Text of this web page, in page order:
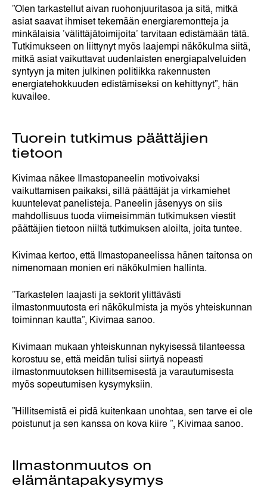
”Olen tarkastellut aivan ruohonjuuritasoa ja sitä, mitkä
asiat saavat ihmiset tekemään energiaremontteja ja
minkälaisia ’välittäjätoimijoita’ tarvitaan edistämään tätä.
Tutkimukseen on liittynyt myös laajempi näkökulma siitä,
mitkä asiat vaikuttavat uudenlaisten energiapalveluiden
syntyyn ja miten julkinen politiikka rakennusten
energiatehokkuuden edistämiseksi on kehittynyt”, hän
kuvailee.
Tuorein tutkimus päättäjien
tietoon
Kivimaa näkee Ilmastopaneelin motivoivaksi
vaikuttamisen paikaksi, sillä päättäjät ja virkamiehet
kuuntelevat panelisteja. Paneelin jäsenyys on siis
mahdollisuus tuoda viimeisimmän tutkimuksen viestit
päättäjien tietoon niiltä tutkimuksen aloilta, joita tuntee.
Kivimaa kertoo, että Ilmastopaneelissa hänen taitonsa on
nimenomaan monien eri näkökulmien hallinta.
”Tarkastelen laajasti ja sektorit ylittävästi
ilmastonmuutosta eri näkökulmista ja myös yhteiskunnan
toiminnan kautta”, Kivimaa sanoo.
Kivimaan mukaan yhteiskunnan nykyisessä tilanteessa
korostuu se, että meidän tulisi siirtyä nopeasti
ilmastonmuutoksen hillitsemisestä ja varautumisesta
myös sopeutumisen kysymyksiin.
”Hillitsemistä ei pidä kuitenkaan unohtaa, sen tarve ei ole
poistunut ja sen kanssa on kova kiire ”, Kivimaa sanoo.
Ilmastonmuutos on
elämäntapakysymys